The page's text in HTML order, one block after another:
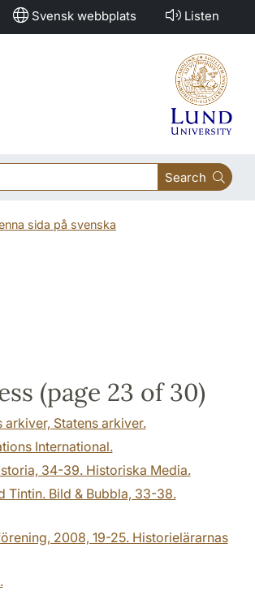
Svensk webbplats Listen
Search
sida på svenska
(page 23 of 30)
Statens arkiver.
International.
34-39. Historiska Media.
Tintin. Bild & Bubbla, 33-38.
2008, 19-25. Historielärarnas